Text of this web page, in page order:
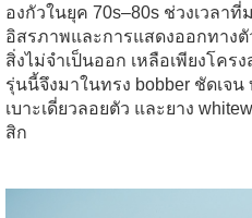
องกัวในยุค 70s–80s ช่วงเวล
อิสรภาพและการแสดงออกทาง
สิ่งไม่จำเป็นออก เหลือเพียงโคร
รุ่นนี้จึงมาในทรง bobber ชัดเจ
เบาะเดี่ยวลอยตัว และยาง
สิก